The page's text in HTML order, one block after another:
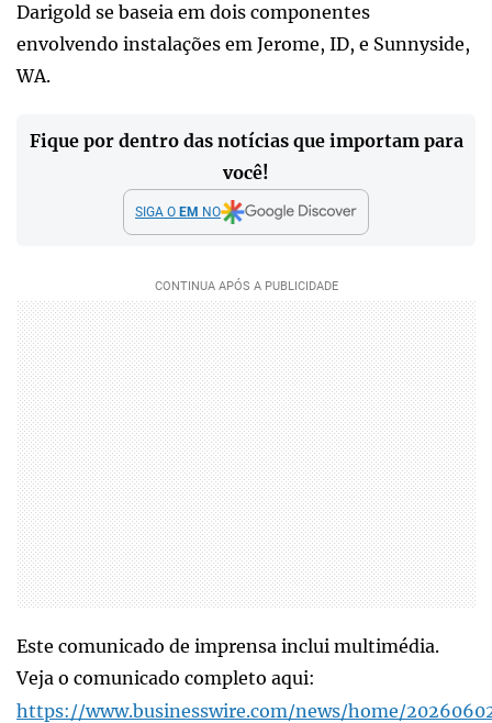
Darigold se baseia em dois componentes
envolvendo instalações em Jerome, ID, e Sunnyside,
WA.
Fique por dentro das notícias que importam para
você!
SIGA O EM NO
Este comunicado de imprensa inclui multimédia.
Veja o comunicado completo aqui:
https://www.businesswire.com/news/home/